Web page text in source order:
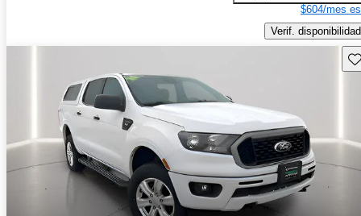
$604/mes
Verif. disponibilidad